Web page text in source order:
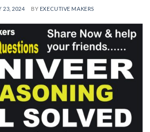
23, 2024 BY EXECUTIVE MAKERS